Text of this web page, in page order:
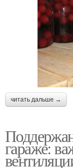
читать дальше →
гараже: